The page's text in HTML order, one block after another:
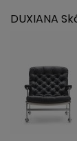
DUXIANA